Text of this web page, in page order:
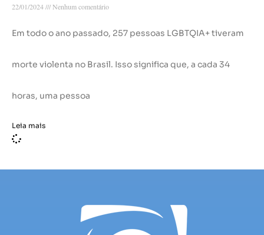
22/01/2024 Nenhum comentário
Em todo o ano passado, 257 pessoas LGBTQIA+ tiveram
morte violenta no Brasil. Isso significa que, a cada 34
horas, uma pessoa
Leia mais